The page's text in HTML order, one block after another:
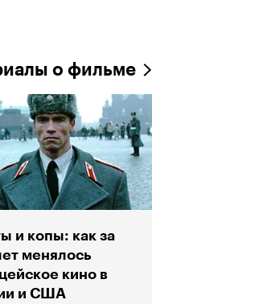
о фильме
и копы: как за
менялось
кино в
и США